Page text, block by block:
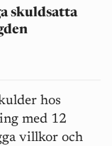
skuldsatta
hos
med 12
villkor och